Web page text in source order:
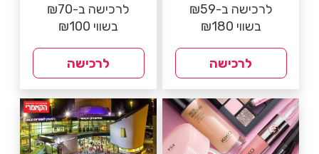
לרכישה ב-₪59
בשווי ₪180
לרכישה
לרכישה ב-₪70
בשווי ₪100
לרכישה